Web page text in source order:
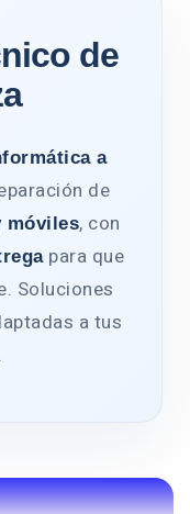
de
a
de
móviles, con
para que
Soluciones
a tus